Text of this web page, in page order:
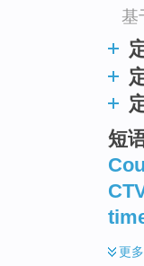
基
短
更多